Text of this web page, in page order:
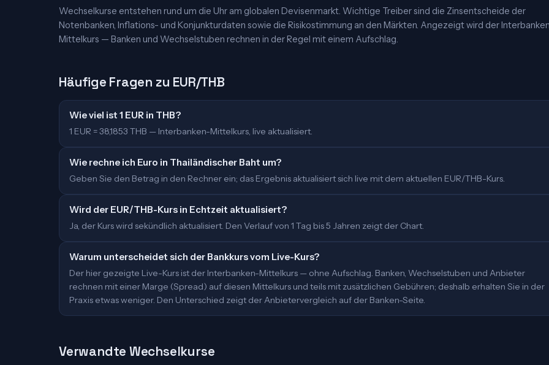
Wechselkurse entstehen rund um die Uhr am globalen Devisenmarkt. Wichtige Treiber sind die Zinsentscheide der
Notenbanken, Inflations- und Konjunkturdaten sowie die Risikostimmung an den Märkten. Angezeigt wird der
Mittelkurs — Banken und Wechselstuben rechnen in der Regel mit einem Aufschlag.
Häufige Fragen zu EUR/THB
Wie viel ist 1 EUR in THB?
1 EUR = 38,1853 THB — Interbanken-Mittelkurs, live aktualisiert.
Wie rechne ich Euro in Thailändischer Baht um?
Geben Sie den Betrag in den Rechner ein; das Ergebnis aktualisiert sich live mit dem aktuellen EUR/THB-Kurs.
Wird der EUR/THB-Kurs in Echtzeit aktualisiert?
Ja, der Kurs wird sekündlich aktualisiert. Den Verlauf von 1 Tag bis 5 Jahren zeigt der Chart.
Warum unterscheidet sich der Bankkurs vom Live-Kurs?
Der hier gezeigte Live-Kurs ist der Interbanken-Mittelkurs — ohne Aufschlag. Banken, Wechselstuben und Anbieter
rechnen mit einer Marge (Spread) auf diesen Mittelkurs und teils mit zusätzlichen Gebühren; deshalb erhalten Sie in der
Praxis etwas weniger. Den Unterschied zeigt der Anbietervergleich auf der Banken-Seite.
Verwandte Wechselkurse